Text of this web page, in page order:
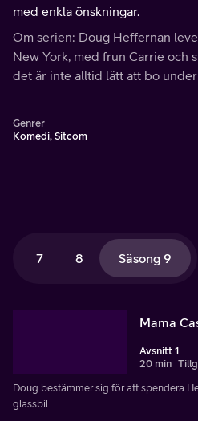
med enkla önskningar.
Om serien: Doug Heffernan
New York, med frun Carrie och
det är inte alltid lätt att bo under
Genrer
Komedi, Sitcom
7 8 Säsong 9
Mama
Avsnitt 1
20 min
Doug bestämmer sig för att spendera
glassbil.